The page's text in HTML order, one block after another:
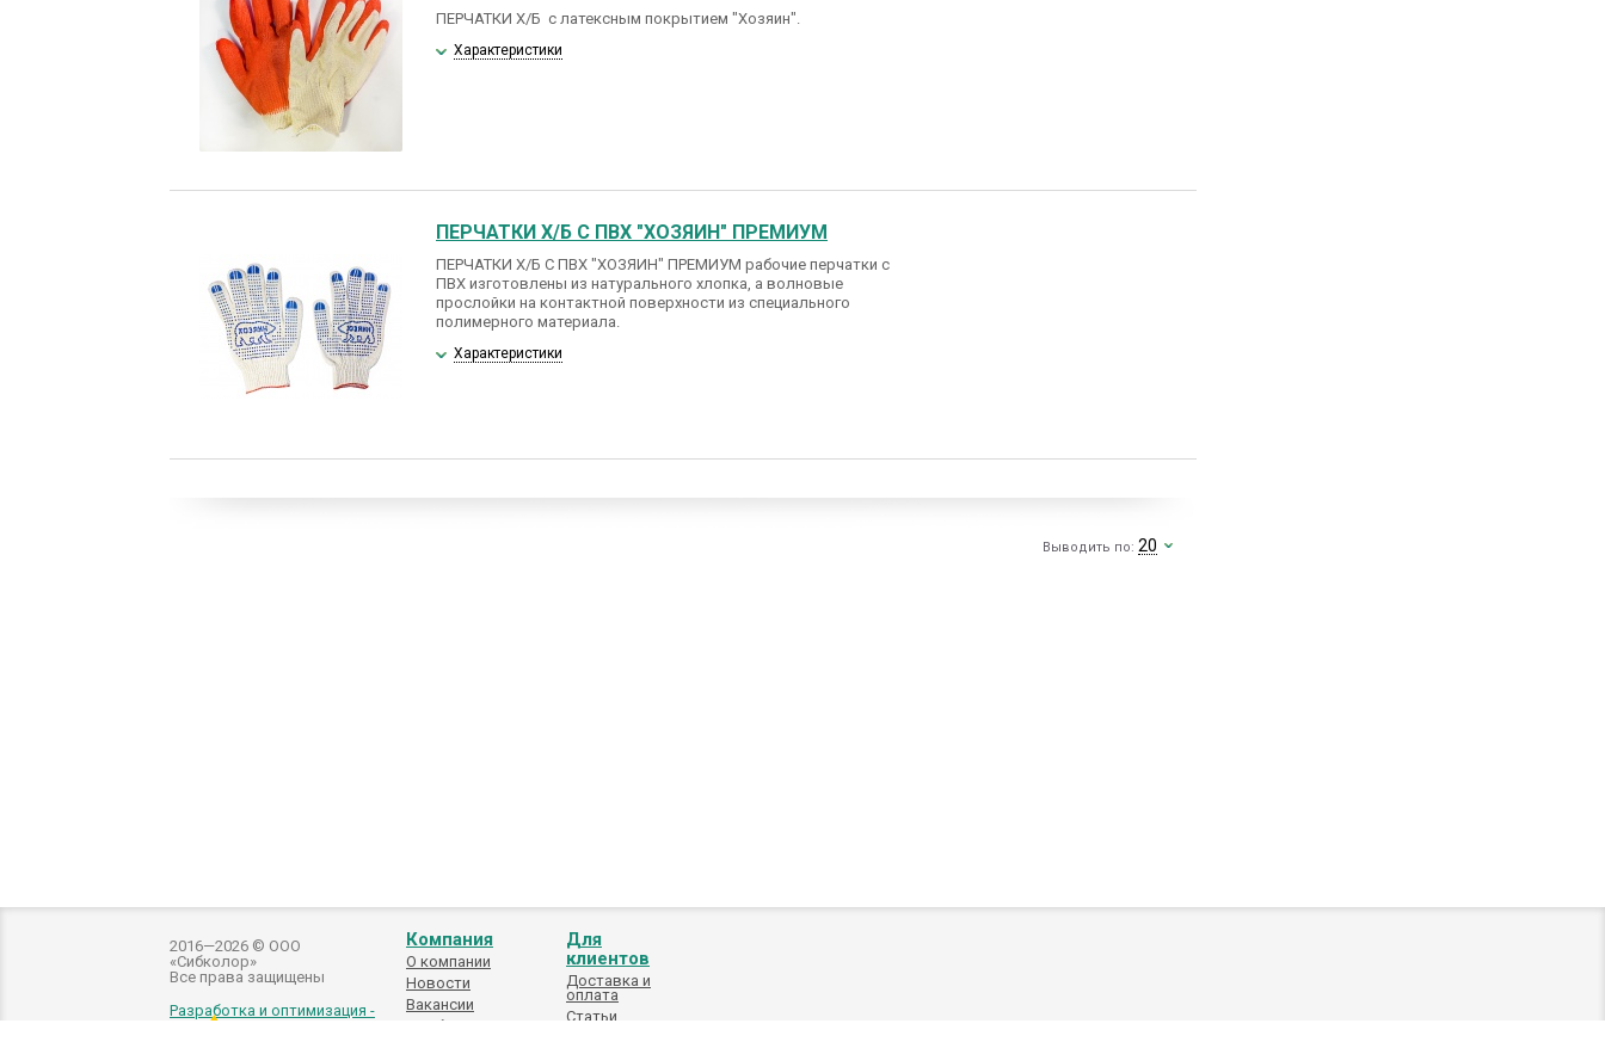
ПЕРЧАТКИ Х/Б с латексным покрытием "Хозяин".
Характеристики
ПЕРЧАТКИ Х/Б С ПВХ "ХОЗЯИН" ПРЕМИУМ
ПЕРЧАТКИ Х/Б С ПВХ "ХОЗЯИН" ПРЕМИУМ рабочие перчатки с
ПВХ изготовлены из натурального хлопка, а волновые
прослойки на контактной поверхности из специального
полимерного материала.
Характеристики
Выводить по: 20
2016—2026 © ООО
«Сибколор»
Все права защищены
Разработка и оптимизация -
Компания
О компании
Новости
Вакансии
Подбор
Для
клиентов
Доставка и
оплата
Статьи